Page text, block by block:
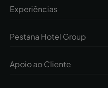
Experiências
Pestana Hotel Group
Apoio ao Cliente